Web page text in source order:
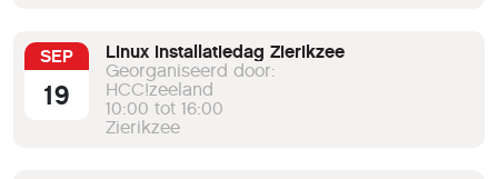
SEP
19
Linux installatiedag Zierikzee
Georganiseerd door:
HCC!zeeland
10:00 tot 16:00
Zierikzee